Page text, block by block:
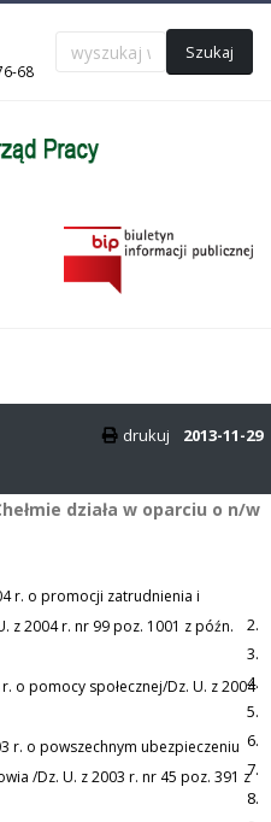
68
Szukaj
drukuj 2013-11-29
działa w oparciu o n/w
r. o promocji zatrudnienia i
z 2004 r. nr 99 poz. 1001 z późn.
o pomocy społecznej/Dz. U. z 2004
r. o powszechnym ubezpieczeniu
/Dz. U. z 2003 r. nr 45 poz. 391 z